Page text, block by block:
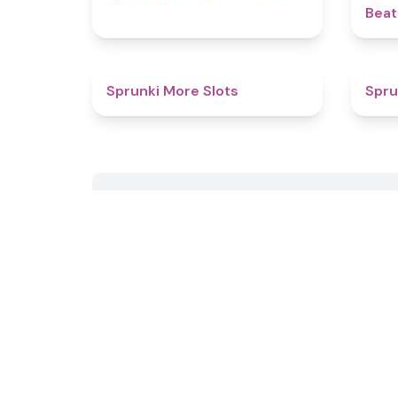
Sprunki More Slots